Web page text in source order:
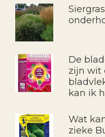
De
zijn wit
kan ik
Wat
zieke